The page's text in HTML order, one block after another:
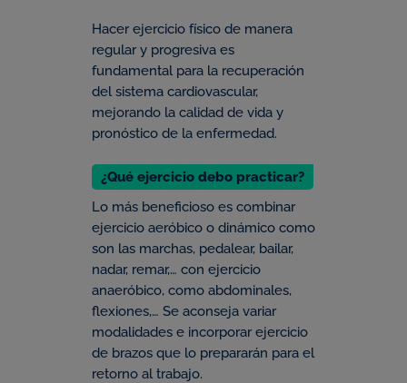
Hacer ejercicio físico de manera
regular y progresiva es
fundamental para la recuperación
del sistema cardiovascular,
mejorando la calidad de vida y
pronóstico de la enfermedad.
¿Qué ejercicio debo practicar?
Lo más beneficioso es combinar
ejercicio aeróbico o dinámico como
son las marchas, pedalear, bailar,
nadar, remar,… con ejercicio
anaeróbico, como abdominales,
flexiones,… Se aconseja variar
modalidades e incorporar ejercicio
de brazos que lo prepararán para el
retorno al trabajo.